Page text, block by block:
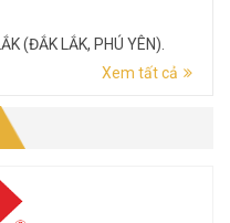
(ĐẮK LẮK, PHÚ YÊN).
ĐỒNG (LÂM ĐỒNG, ĐẮK
Xem tất cả